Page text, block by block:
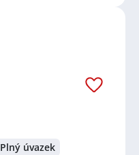
Plný úvazek